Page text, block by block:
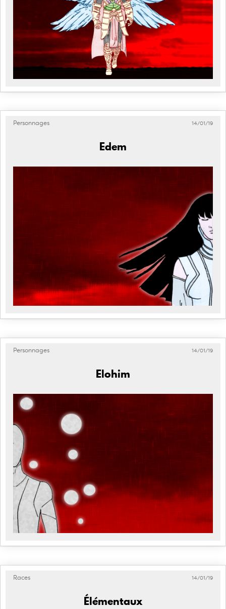
Personnages 14/01/19
Edem
Personnages 14/01/19
Elohim
Races 14/01/19
Élémentaux